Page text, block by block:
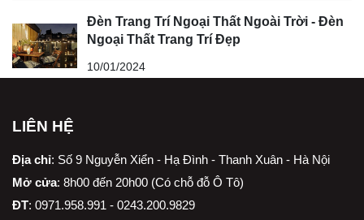
Đèn Trang Trí Ngoại Thất Ngoài Trời - Đèn
Ngoại Thất Trang Trí Đẹp
10/01/2024
LIÊN HỆ
Địa chỉ: Số 9 Nguyễn Xiển - Hạ Đình - Thanh Xuân - Hà Nội
Mở cửa: 8h00 đến 20h00 (Có chỗ đỗ Ô Tô)
ĐT: 0971.958.991 - 0243.200.9829